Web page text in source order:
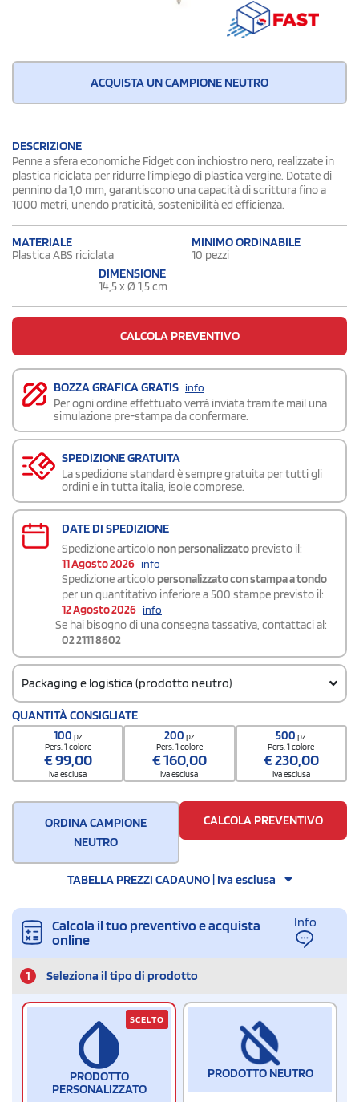
ACQUISTA UN CAMPIONE NEUTRO
DESCRIZIONE
Penne a sfera economiche Fidget con inchiostro nero, realizzate in
plastica riciclata per ridurre l’impiego di plastica vergine. Dotate di
pennino da 1,0 mm, garantiscono una capacità di scrittura fino a
1000 metri, unendo praticità, sostenibilità ed efficienza.
MATERIALE
Plastica ABS riciclata
MINIMO ORDINABILE
10 pezzi
DIMENSIONE
14,5 x Ø 1,5 cm
CALCOLA PREVENTIVO
BOZZA GRAFICA GRATIS info
Per ogni ordine effettuato verrà inviata tramite mail una
simulazione pre-stampa da confermare.
SPEDIZIONE GRATUITA
La spedizione standard è sempre gratuita per tutti gli
ordini e in tutta italia, isole comprese.
DATE DI SPEDIZIONE
Spedizione articolo non personalizzato previsto il:
11 Agosto 2026 info
Spedizione articolo personalizzato con stampa a tondo
per un quantitativo inferiore a 500 stampe previsto il:
12 Agosto 2026 info
Se hai bisogno di una consegnatassativa, contattaci al:
02 2111 8602
Packaging e logistica (prodotto neutro)
Codice doganale
9608109200000000000000
Quantità per confezione
50 / Inner carton
Quantità per scatola
1000
QUANTITÀ CONSIGLIATE
100 pz
Pers. 1 colore
€99,00
iva esclusa
200 pz
Pers. 1 colore
€160,00
iva esclusa
500pz
Pers. 1 colore
€230,00
iva esclusa
ORDINA CAMPIONE
NEUTRO
CALCOLA PREVENTIVO
TABELLA PREZZI CADAUNO | Iva esclusa
Calcola il tuo preventivo e acquista
online
Info
1 Seleziona il tipo di prodotto
PRODOTTO
PERSONALIZZATO
SCELTO
PRODOTTO NEUTRO